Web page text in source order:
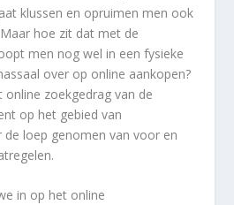
klussen en opruimen men ook
hoe zit dat met de
men nog wel in een fysieke
over op online aankopen?
zoekgedrag van de
op het gebied van
loep genomen van voor en
in op het online